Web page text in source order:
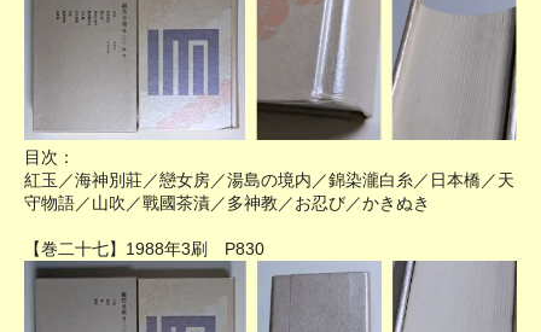
目次：
紅玉／海神別莊／戀女房／湯島の境内／錦染瀧白糸／日本橋／天
守物語／山吹／戰國茶漬／多神教／お忍び／かきぬき
【巻二十七】1988年3刷 P830